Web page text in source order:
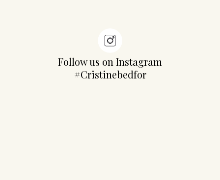
Follow us on Instagram
#Cristinebedfor